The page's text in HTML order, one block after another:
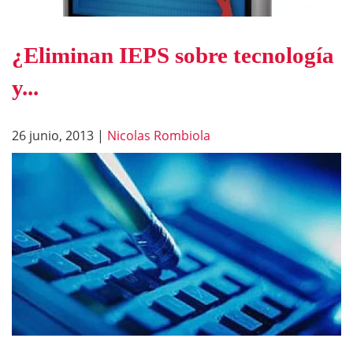
¿Eliminan IEPS sobre tecnología
y...
26 junio, 2013 | Nicolas Rombiola